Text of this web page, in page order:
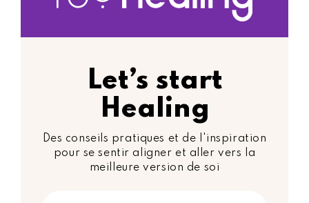
Let’s start
Healing
Des conseils pratiques et de l'inspiration
pour se sentir aligner et aller vers la
meilleure version de soi